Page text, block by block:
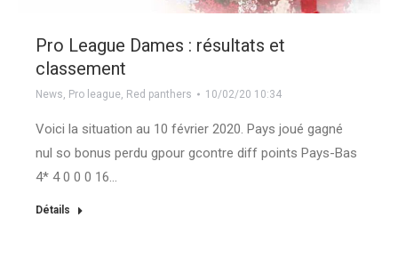
Pro League Dames : résultats et
classement
News, Pro league, Red panthers 10/02/20 10:34
Voici la situation au 10 février 2020. Pays joué gagné
nul so bonus perdu gpour gcontre diff points Pays-Bas
4* 4 0 0 0 16…
Détails